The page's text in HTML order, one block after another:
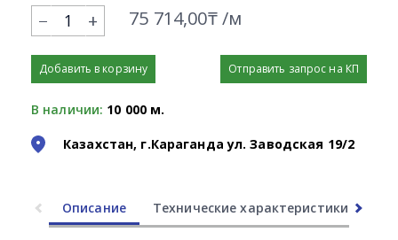
+ 75 714,00₸ /м
Добавить в корзину Отправить запрос на КП
В наличии: 10 000 м.
Казахстан, г.Караганда ул. Заводская 19/2
Описание Технические характеристики